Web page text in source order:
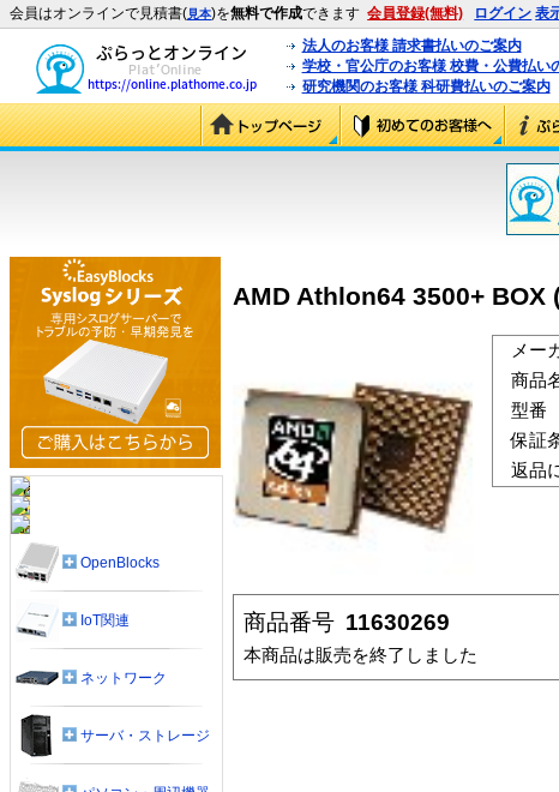
会員はオンラインで見積書(見本)を無料で作成できます 会員登録(無料) ログイン 表
法人のお客様 請求書払いのご案内
学校・官公庁のお客様 校費・公費払い
研究機関のお客様 科研費払いのご案内
AMD Athlon64 3500+ BOX
メー
商品
型番
保証
返品
商品番号 11630269
本商品は販売を終了しました
OpenBlocks
IoT関連
ネットワーク
サーバ・ストレージ